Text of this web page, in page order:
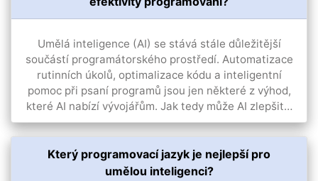
Umělá inteligence (AI) se stává stále důležitější
součástí programátorského prostředí. Automatizace
rutinních úkolů, optimalizace kódu a inteligentní
pomoc při psaní programů jsou jen některé z výhod,
které AI nabízí vývojářům. Jak tedy může AI zlepšit…
Který programovací jazyk je nejlepší pro
umělou inteligenci?